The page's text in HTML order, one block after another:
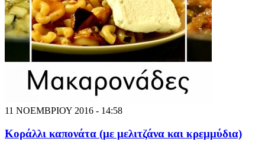
11 ΝΟΕΜΒΡΙΟΥ 2016 - 14:58
Κοράλλι καπονάτα (με μελιτζάνα και κρεμμύδια)